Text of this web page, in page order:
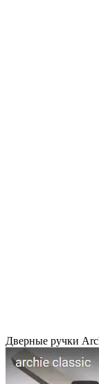
Дверные ручки